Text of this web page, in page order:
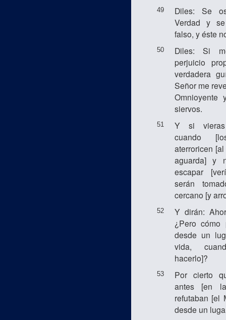
49
Diles: Se
Verdad y
falso, y éste
50
Diles: Si
perjuicio
verdadera
Señor me
siervos.
51
Y si vieras
cuando
aterroricen
aguarda] y
escapar
serán
cercano [y
52
Y dirán:
¿Pero cómo
desde un
vida,
hacerlo]?
53
Por cierto
antes [en
refutaban [el
desde un